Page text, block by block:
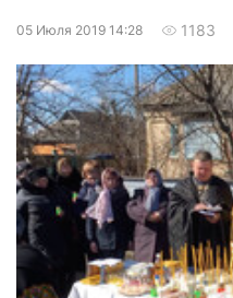
05 Июля 2019 14:28 1183